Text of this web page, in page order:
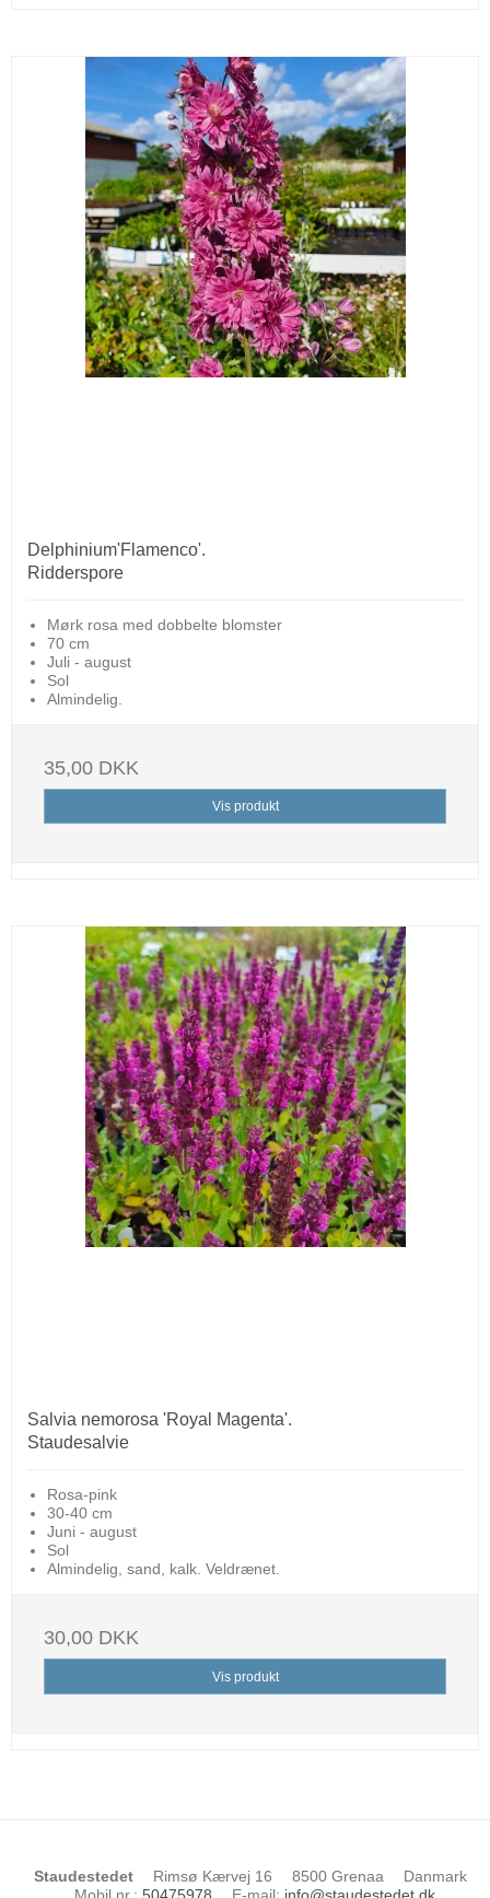
Delphinium'Flamenco'.
Ridderspore
Mørk rosa med dobbelte blomster
70 cm
Juli - august
Sol
Almindelig.
35,00 DKK
Vis produkt
Salvia nemorosa 'Royal Magenta'.
Staudesalvie
Rosa-pink
30-40 cm
Juni - august
Sol
Almindelig, sand, kalk. Veldrænet.
30,00 DKK
Vis produkt
Staudestedet Rimsø Kærvej 16 8500 Grenaa
Danmark